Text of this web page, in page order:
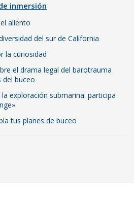
inmersión
aliento
del sur de California
la curiosidad
el drama legal del barotrauma
del buceo
exploración submarina: participa
tus planes de buceo